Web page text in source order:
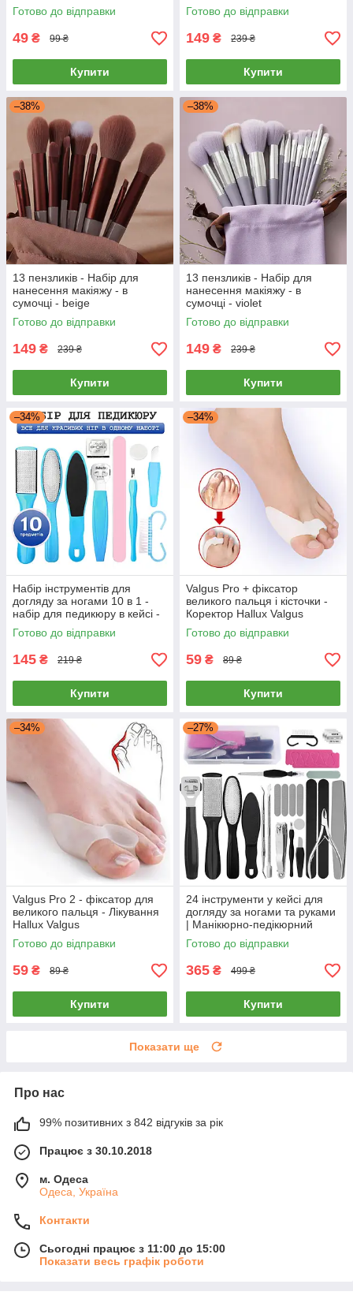
Готово до відправки
49 ₴ 99 ₴
Купити
Готово до відправки
149 ₴ 239 ₴
Купити
–38%
13 пензликів - Набір для
нанесення макіяжу - в
сумочці - beige
Готово до відправки
149 ₴ 239 ₴
Купити
–38%
13 пензликів - Набір для
нанесення макіяжу - в
сумочці - violet
Готово до відправки
149 ₴ 239 ₴
Купити
–34%
Набір інструментів для
догляду за ногами 10 в 1 -
набір для педикюру в кейсі -
blue
Готово до відправки
145 ₴ 219 ₴
Купити
–34%
Valgus Pro + фіксатор
великого пальця і кісточки -
Коректор Hallux Valgus
Готово до відправки
59 ₴ 89 ₴
Купити
–34%
Valgus Pro 2 - фіксатор для
великого пальця - Лікування
Hallux Valgus
Готово до відправки
59 ₴ 89 ₴
Купити
–27%
24 інструменти у кейсі для
догляду за ногами та руками
| Манікюрно-педікюрний
набір | чорний
Готово до відправки
365 ₴ 499 ₴
Купити
Показати ще
Про нас
99% позитивних з 842 відгуків за рік
Працює з 30.10.2018
м. Одеса
Одеса, Україна
Контакти
Сьогодні працює з 11:00 до 15:00
Показати весь графік роботи